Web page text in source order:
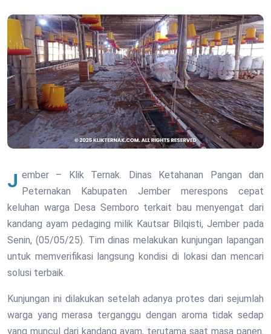
Jember – Klik Ternak. Dinas Ketahanan Pangan dan Peternakan Kabupaten Jember merespons cepat
keluhan warga Desa Semboro terkait bau menyengat dari
kandang ayam pedaging milik Kautsar Bilqisti, Jember pada
Senin, (05/05/25). Tim dinas melakukan kunjungan lapangan
untuk memverifikasi langsung kondisi di lokasi dan mencari
solusi terbaik.
Kunjungan ini dilakukan setelah adanya protes dari sejumlah
warga yang merasa terganggu dengan aroma tidak sedap
yang muncul dari kandang ayam, terutama saat masa panen.